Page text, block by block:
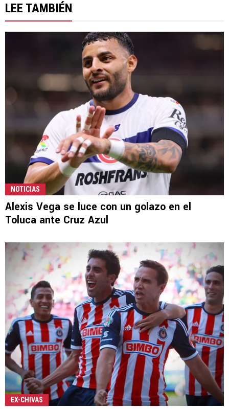
LEE TAMBIÉN
NOTICIAS
Alexis Vega se luce con un golazo en el
Toluca ante Cruz Azul
EX-CHIVAS